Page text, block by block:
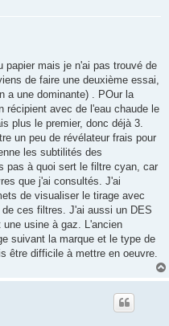
papier mais je n'ai pas trouvé de
de faire une deuxième essai,
a une dominante) . POur la
récipient avec de l'eau chaude le
plus le premier, donc déjà 3.
un peu de révélateur frais pour
les subtilités des
pas à quoi sert le filtre cyan, car
que j'ai consultés. J'ai
de visualiser le tirage avec
ces filtres. J'ai aussi un DES
usine à gaz. L'ancien
suivant la marque et le type de
être difficile à mettre en oeuvre.